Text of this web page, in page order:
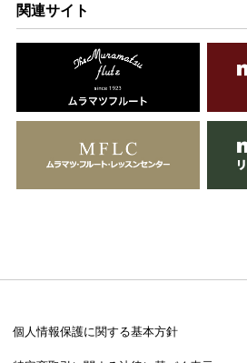
関連サイト
個人情報保護に関する基本方針